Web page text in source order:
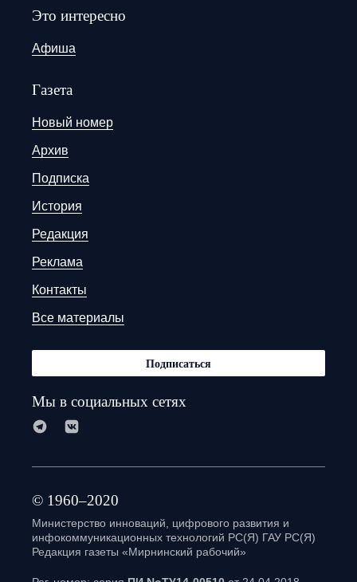
Это интересно
Афиша
Газета
Новый номер
Архив
Подписка
История
Редакция
Реклама
Контакты
Все материалы
Подписаться
Мы в социальных сетях
© 1960–2020
Министерство инноваций, цифрового развития и
инфокоммуникационных технологий РС(Я) ГАУ РС(Я)
Редакция газеты «Мирнинский рабочий»